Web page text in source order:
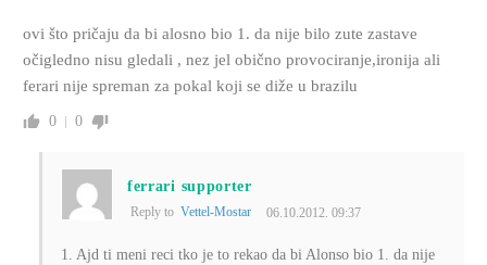
ovi što pričaju da bi alosno bio 1. da nije bilo zute zastave
očigledno nisu gledali , nez jel obično provociranje,ironija ali
ferari nije spreman za pokal koji se diže u brazilu
0 0
ferrari supporter
Reply to Vettel-Mostar 06.10.2012. 09:37
1. Ajd ti meni reci tko je to rekao da bi Alonso bio 1. da nije